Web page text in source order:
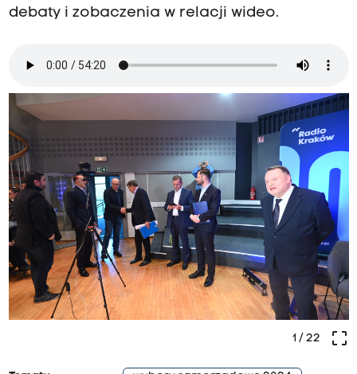
debaty i zobaczenia w relacji wideo.
crop_free
1/ 22